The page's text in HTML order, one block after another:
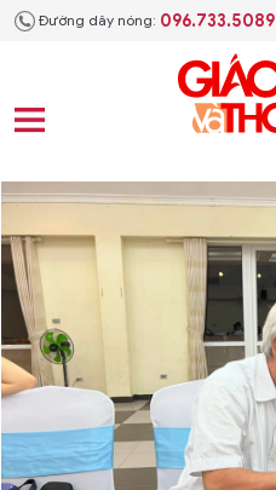
Đường dây nóng: 096.733.5089